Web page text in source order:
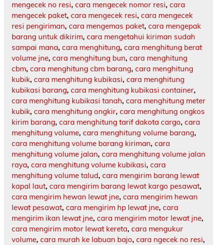
mengecek no resi, cara mengecek nomor resi, cara
mengecek paket, cara mengecek resi, cara mengecek
resi pengiriman, cara mengemas paket, cara mengepak
barang untuk dikirim, cara mengetahui kiriman sudah
sampai mana, cara menghitung, cara menghitung berat
volume jne, cara menghitung bun, cara menghitung
cbm, cara menghitung cbm barang, cara menghitung
kubik, cara menghitung kubikasi, cara menghitung
kubikasi barang, cara menghitung kubikasi container,
cara menghitung kubikasi tanah, cara menghitung meter
kubik, cara menghitung ongkir, cara menghitung ongkos
kirim barang, cara menghitung tarif dakota cargo, cara
menghitung volume, cara menghitung volume barang,
cara menghitung volume barang kiriman, cara
menghitung volume jalan, cara menghitung volume jalan
raya, cara menghitung volume kubikasi, cara
menghitung volume talud, cara mengirim barang lewat
kapal laut, cara mengirim barang lewat kargo pesawat,
cara mengirim hewan lewat jne, cara mengirim hewan
lewat pesawat, cara mengirim hp lewat jne, cara
mengirim ikan lewat jne, cara mengirim motor lewat jne,
cara mengirim motor lewat kereta, cara mengukur
volume, cara murah ke labuan bajo, cara ngecek no resi,